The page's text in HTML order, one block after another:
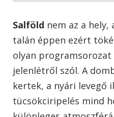
Salföld nem az a hely,
talán éppen ezért
olyan programsorozat
jelenlétről szól. A
kertek, a nyári levegő
tücsökciripelés mind